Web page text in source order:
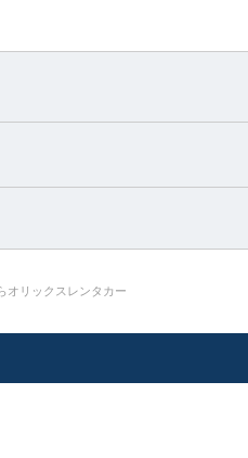
オリックスレンタカー